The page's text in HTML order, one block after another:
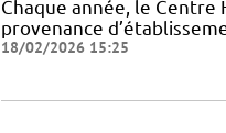
Chaque année, le
provenance
18/02/2026 15:25